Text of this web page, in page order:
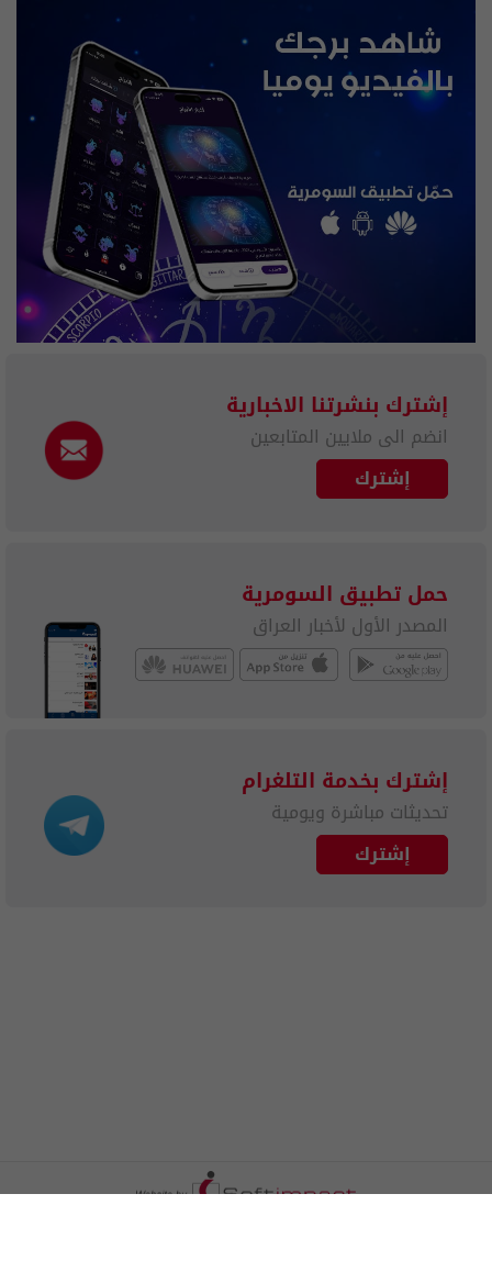
إشترك بنشرتنا الاخبارية
انضم الى ملايين المتابعين
إشترك
حمل تطبيق السومرية
المصدر الأول لأخبار العراق
إشترك بخدمة التلغرام
تحديثات مباشرة ويومية
إشترك